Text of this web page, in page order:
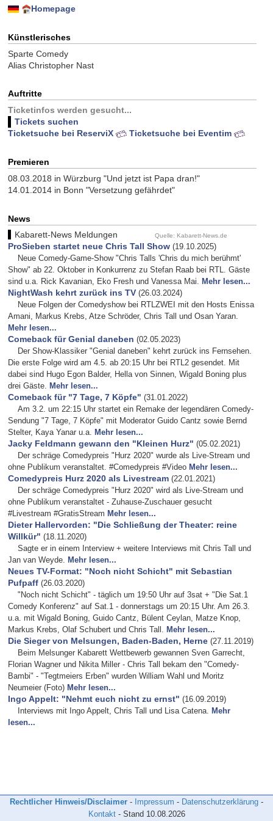
Homepage
Künstlerisches
Sparte Comedy
Alias Christopher Nast
Auftritte
Ticketinfos werden gesucht...
Tickets suchen
Ticketsuche bei ReserviX
Ticketsuche bei Eventim
Premieren
08.03.2018 in Würzburg "Und jetzt ist Papa dran!"
14.01.2014 in Bonn "Versetzung gefährdet"
News
Kabarett-News Meldungen
Quelle: Kabarett-News.de
ProSieben startet neue Chris Tall Show (19.10.2025)
Neue Comedy-Game-Show "Chris Talls 'Chris du mich berühmt'
Show" ab 22. Oktober in Konkurrenz zu Stefan Raab bei RTL. Gäste
sind u.a. Rick Kavanian, Eko Fresh und Vanessa Mai. Mehr lesen...
NightWash kehrt zurück ins TV (26.03.2024)
Neue Folgen der Comedyshow bei RTLZWEI mit den Hosts Enissa
Amani, Markus Krebs, Atze Schröder, Chris Tall und Osan Yaran.
Mehr lesen...
Comeback für Genial daneben (02.05.2023)
Der Show-Klassiker "Genial daneben" kehrt zurück ins Fernsehen.
Die erste Folge wird am 4.5. ab 20:15 Uhr bei RTL2 gesendet. Mit
dabei sind Hugo Egon Balder, Hella von Sinnen, Wigald Boning plus
drei Gäste. Mehr lesen...
Comeback für "7 Tage, 7 Köpfe" (31.01.2022)
Am 3.2. um 22:15 Uhr startet ein Remake der legendären Comedy-
Sendung "7 Tage, 7 Köpfe" mit Moderator Guido Cantz sowie Bernd
Stelter, Kaya Yanar u.a. Mehr lesen...
Jacky Feldmann gewann den "Kleinen Hurz" (05.02.2021)
Der schräge Comedypreis "Hurz 2020" wurde als Live-Stream und
ohne Publikum veranstaltet. #Comedypreis #Video Mehr lesen...
Comedypreis Hurz 2020 als Livestream (22.01.2021)
Der schräge Comedypreis "Hurz 2020" wird als Live-Stream und
ohne Publikum veranstaltet - Zuhause-Zuschauer gesucht
#Livestream #GratisStream Mehr lesen...
Dieter Hallervorden: "Die Schließung der Theater: reine
Willkür" (18.11.2020)
Sagte er in einem Interview + weitere Interviews mit Chris Tall und
Jan van Weyde. Mehr lesen...
Neues TV-Format: "Noch nicht Schicht" mit Sebastian
Pufpaff (26.03.2020)
"Noch nicht Schicht" - täglich um 19:50 Uhr auf 3sat + "Die Sat.1
Comedy Konferenz" auf Sat.1 - donnerstags um 20:15 Uhr. Am 26.3.
u.a. mit Wigald Boning, Guido Cantz, Bülent Ceylan, Matze Knop,
Markus Krebs, Olaf Schubert und Chris Tall. Mehr lesen...
Die Sieger von Melsungen, Baden-Baden, Herne (27.11.2019)
Beim Melsunger Kabarett Wettbewerb gewannen Sven Garrecht,
Florian Wagner und Nikita Miller - Chris Tall bekam den "Comedy-
Bambi" - "Tegtmeiers Erben" wurden William Wahl und Moritz
Neumeier (Foto) Mehr lesen...
Ingo Appelt: "Nehmt euch nicht zu ernst" (16.09.2019)
Interviews mit Ingo Appelt, Chris Tall und Lisa Catena. Mehr
lesen...
Rechtlicher Hinweis/Disclaimer - Impressum - Datenschutzerklärung -
Kontakt- Stand 10.08.2026